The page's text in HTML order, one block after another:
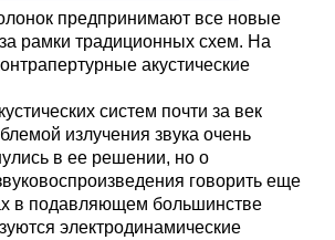
предпринимают все новые
рамки традиционных схем. На
акустические
систем почти за век
излучения звука очень
в ее решении, но о
говорить еще
в подавляющем большинстве
электродинамические